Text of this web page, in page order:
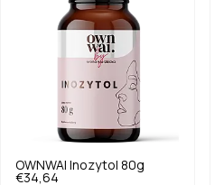
OWNWAI Inozytol 80g
€34,64